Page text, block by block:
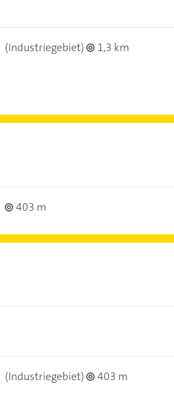
(Industriegebiet)
1,3 km
403 m
(Industriegebiet)
403 m